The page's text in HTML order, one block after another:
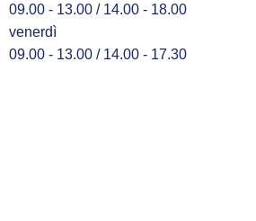
09.00 - 13.00 / 14.00 - 18.00
venerdì
09.00 - 13.00 / 14.00 - 17.30